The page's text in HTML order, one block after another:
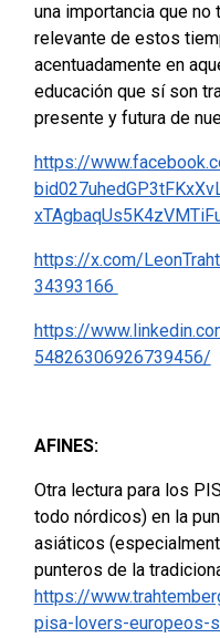
una importancia que no
relevante de estos
acentuadamente en
educación que sí son
presente y futura de
https://
https://x.com/
34393166
https://
54826306926739456/
AFINES:
Otra lectura para los
todo nórdicos) en la
asiáticos
punteros de la
https://
pisa-lovers-europeos-